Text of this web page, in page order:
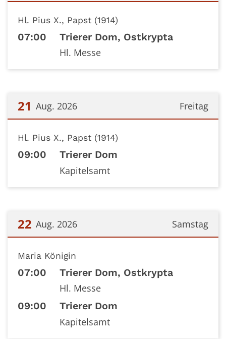
Hl. Pius X., Papst (1914)
07:00 Trierer Dom, Ostkrypta
Hl. Messe
Freitag
21 Aug. 2026
Hl. Pius X., Papst (1914)
09:00 Trierer Dom
Kapitelsamt
Samstag
22 Aug. 2026
Maria Königin
07:00 Trierer Dom, Ostkrypta
Hl. Messe
09:00 Trierer Dom
Kapitelsamt